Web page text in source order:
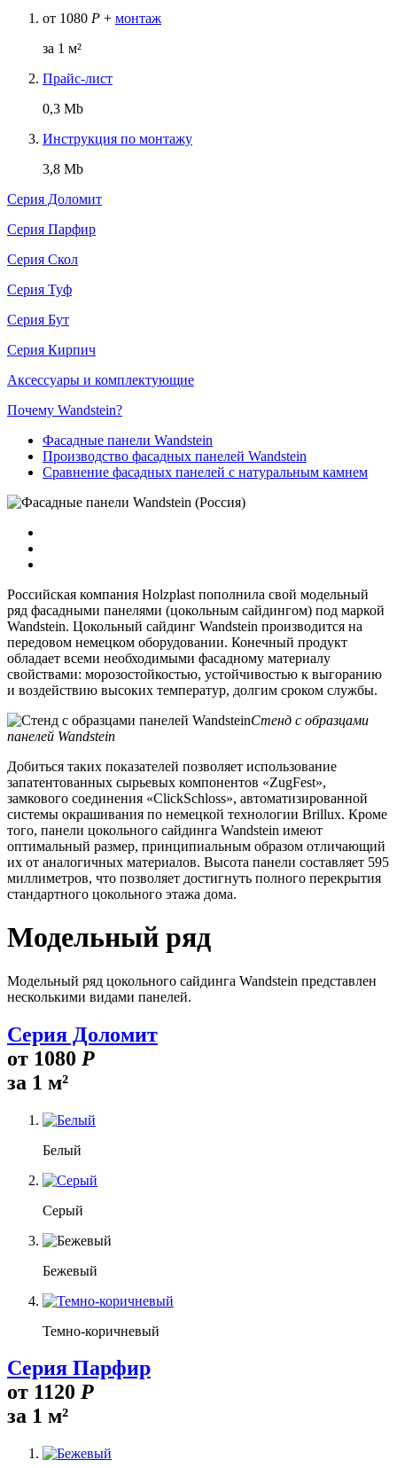
от 1080 Р + монтаж
за 1 м²
Прайс-лист
0,3 Mb
Инструкция по монтажу
3,8 Mb
Серия Доломит
Серия Парфир
Серия Скол
Серия Туф
Серия Бут
Серия Кирпич
Аксессуары и комплектующие
Почему Wandstein?
Фасадные панели Wandstein
Производство фасадных панелей Wandstein
Сравнение фасадных панелей с натуральным камнем
Российская компания Holzplast пополнила свой модельный
ряд фасадными панелями (цокольным сайдингом) под маркой
Wandstein. Цокольный сайдинг Wandstein производится на
передовом немецком оборудовании. Конечный продукт
обладает всеми необходимыми фасадному материалу
свойствами: морозостойкостью, устойчивостью к выгоранию
и воздействию высоких температур, долгим сроком службы.
Стенд с образцами
панелей Wandstein
Добиться таких показателей позволяет использование
запатентованных сырьевых компонентов «ZugFest»,
замкового соединения «ClickSchloss», автоматизированной
системы окрашивания по немецкой технологии Brillux. Кроме
того, панели цокольного сайдинга Wandstein имеют
оптимальный размер, принципиальным образом отличающий
их от аналогичных материалов. Высота панели составляет 595
миллиметров, что позволяет достигнуть полного перекрытия
стандартного цокольного этажа дома.
Модельный ряд
Модельный ряд цокольного сайдинга Wandstein представлен
несколькими видами панелей.
Серия Доломит
от 1080 Р
за 1 м²
Белый
Серый
Бежевый
Темно-коричневый
Серия Парфир
от 1120 Р
за 1 м²